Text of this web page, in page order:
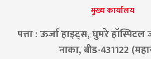
मुख्य कार्यालय
पत्ता : ऊर्जा हाइट्स, घुमरे
नाका, बीड-431122